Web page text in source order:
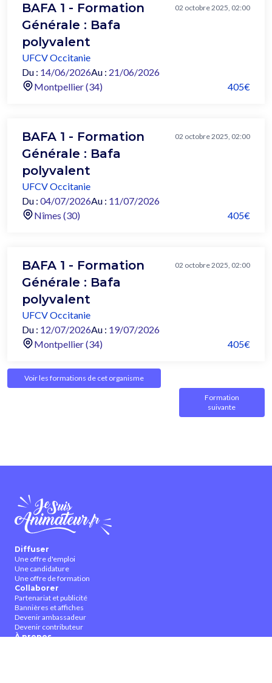
BAFA 1 - Formation
Générale : Bafa
polyvalent
02 octobre 2025, 02:00
UFCV Occitanie
Du : 14/06/2026Au : 21/06/2026
Montpellier (34)
405€
BAFA 1 - Formation
Générale : Bafa
polyvalent
02 octobre 2025, 02:00
UFCV Occitanie
Du : 04/07/2026Au : 11/07/2026
Nîmes (30)
405€
BAFA 1 - Formation
Générale : Bafa
polyvalent
02 octobre 2025, 02:00
UFCV Occitanie
Du : 12/07/2026Au : 19/07/2026
Montpellier (34)
405€
Voir les formations de cet organisme
Formation
suivante
Diffuser
Une offre d'emploi
Une candidature
Une offre de formation
Collaborer
Partenariat et publicité
Bannières et affiches
Devenir ambassadeur
Devenir contributeur
À propos